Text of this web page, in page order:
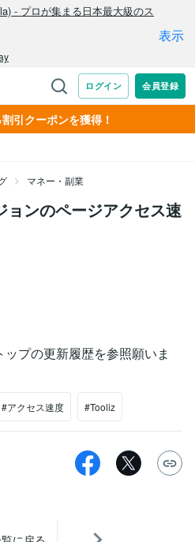
引クーポンを獲得！
マネー・副業
ンのページアクセス速
プの更新履歴を参照願いま
#アクセス速度 #Tooliz